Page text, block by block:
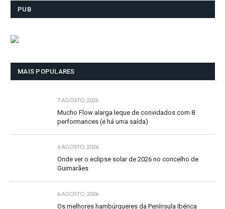
PUB
MAIS POPULARES
7 AGOSTO, 2026
Mucho Flow alarga leque de convidados com 8
performances (e há uma saída)
6 AGOSTO, 2026
Onde ver o eclipse solar de 2026 no concelho de
Guimarães
6 AGOSTO, 2026
Os melhores hambúrgueres da Península Ibérica